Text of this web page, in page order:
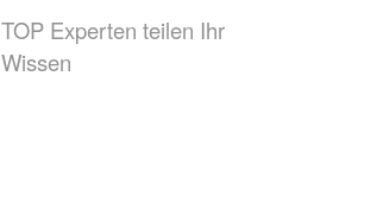
TOP Experten teilen Ihr
Wissen